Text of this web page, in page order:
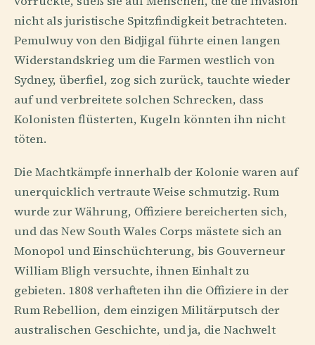
nicht als juristische Spitzfindigkeit betrachteten.
Pemulwuy von den Bidjigal führte einen langen
Widerstandskrieg um die Farmen westlich von
Sydney, überfiel, zog sich zurück, tauchte wieder
auf und verbreitete solchen Schrecken, dass
Kolonisten flüsterten, Kugeln könnten ihn nicht
töten.
Die Machtkämpfe innerhalb der Kolonie waren auf
unerquicklich vertraute Weise schmutzig. Rum
wurde zur Währung, Offiziere bereicherten sich,
und das New South Wales Corps mästete sich an
Monopol und Einschüchterung, bis Gouverneur
William Bligh versuchte, ihnen Einhalt zu
gebieten. 1808 verhafteten ihn die Offiziere in der
Rum Rebellion, dem einzigen Militärputsch der
australischen Geschichte, und ja, die Nachwelt